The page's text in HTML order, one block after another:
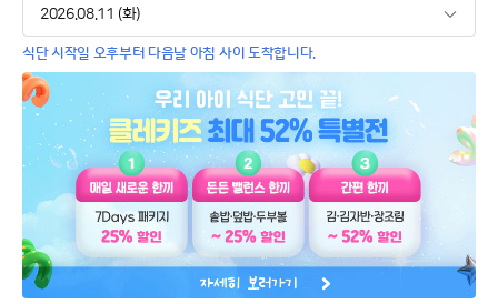
식단 시작일 오후부터 다음날 아침 사이 도착합니다.